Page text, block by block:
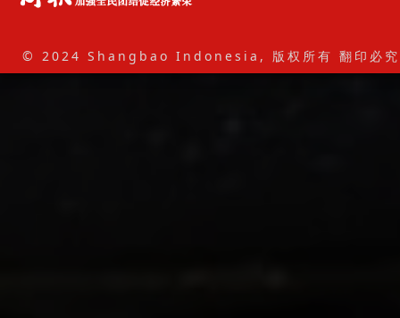
© 2024 Shangbao Indonesia, 版权所有 翻印必